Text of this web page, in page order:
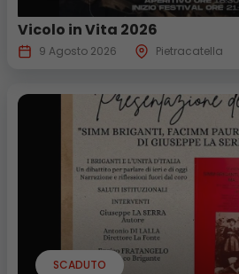
Vicolo in Vita 2026
9 Agosto 2026 Pietracatella
SCADUTO